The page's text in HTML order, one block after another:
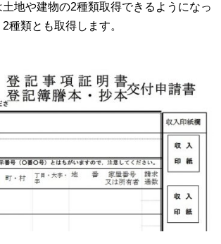
地や建物の2種類取得できるようになっ
種類とも取得します。